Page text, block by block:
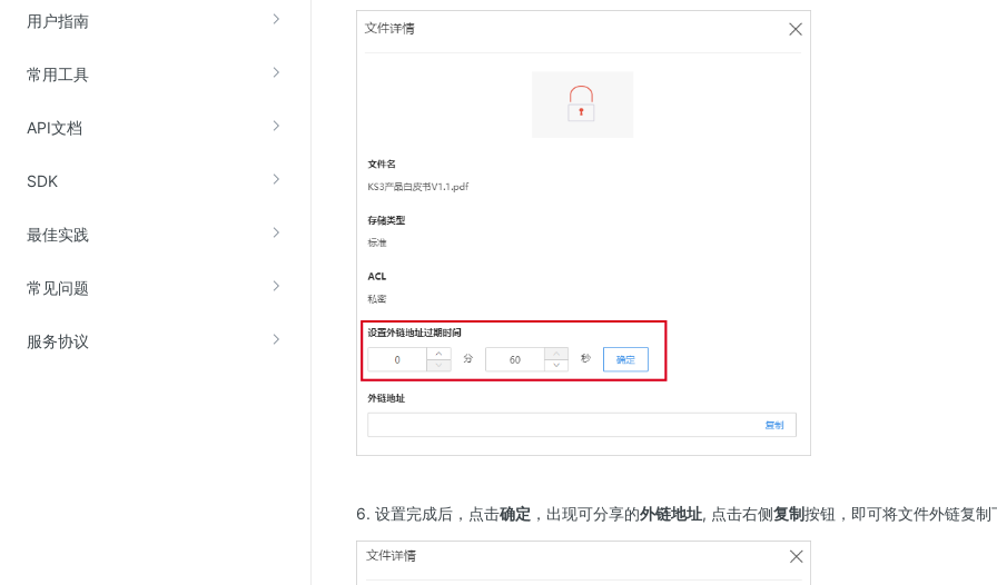
用户指南
常用工具
API文档
SDK
最佳实践
常见问题
服务协议
Web应用防火墙(WAF)
密钥管理服务
云安全中心
应急响应
合规性
6. 设置完成后，点击确定 ，出现可分享的外链地址, 点击右侧复制按钮，即可将文件外链复制